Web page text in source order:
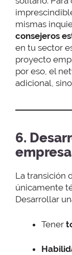
mismas
consejeros
en tu sector
proyecto
por eso, el
adicional, sino
6.
La transición
únicamente
Desarrollar
Tener